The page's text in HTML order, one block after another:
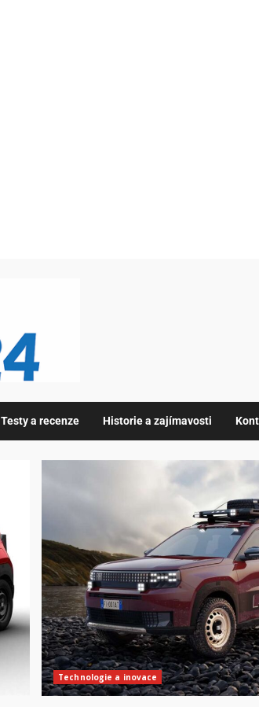
Testy a recenze Historie a zajímavosti
Technologie a inovace